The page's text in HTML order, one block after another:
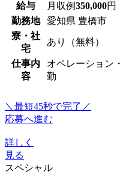
給与 月収例350,000円
勤務地
愛知県 豊橋市
寮・社
宅
あり（無料）
仕事内
容
オペレーション
勤
＼最短45秒で完了／
応募へ進む
詳しく
見る
スペシャル